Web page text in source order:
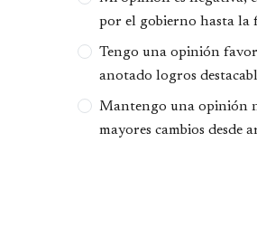
por el gobierno hasta la
Tengo una opinión
anotado logros
Mantengo una opinión
mayores cambios desde